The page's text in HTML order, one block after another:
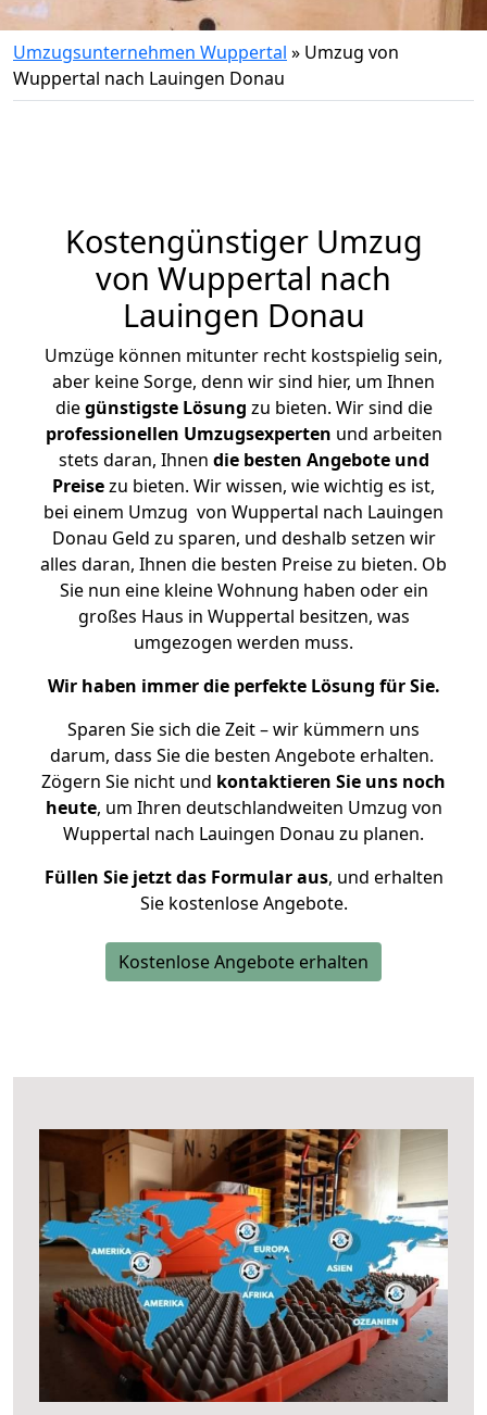
Umzugsunternehmen Wuppertal » Umzug von
Wuppertal nach Lauingen Donau
Kostengünstiger Umzug
von Wuppertal nach
Lauingen Donau
Umzüge können mitunter recht kostspielig sein,
aber keine Sorge, denn wir sind hier, um Ihnen
diegünstigste Lösung zu bieten. Wir sind die
professionellen Umzugsexperten und arbeiten
stets daran, Ihnen die besten Angebote und
Preisezu bieten. Wir wissen, wie wichtig es ist,
bei einem Umzug von Wuppertal nach Lauingen
Donau Geld zu sparen, und deshalb setzen wir
alles daran, Ihnen die besten Preise zu bieten. Ob
Sie nun eine kleine Wohnung haben oder ein
großes Haus in Wuppertal besitzen, was
umgezogen werden muss.
Wir haben immer die perfekte Lösung für Sie.
Sparen Sie sich die Zeit – wir kümmern uns
darum, dass Sie die besten Angebote erhalten.
Zögern Sie nicht und kontaktieren Sie uns noch
heute, um Ihren deutschlandweiten Umzug von
Wuppertal nach Lauingen Donau zu planen.
Füllen Sie jetzt das Formular aus, und erhalten
Sie kostenlose Angebote.
Kostenlose Angebote erhalten